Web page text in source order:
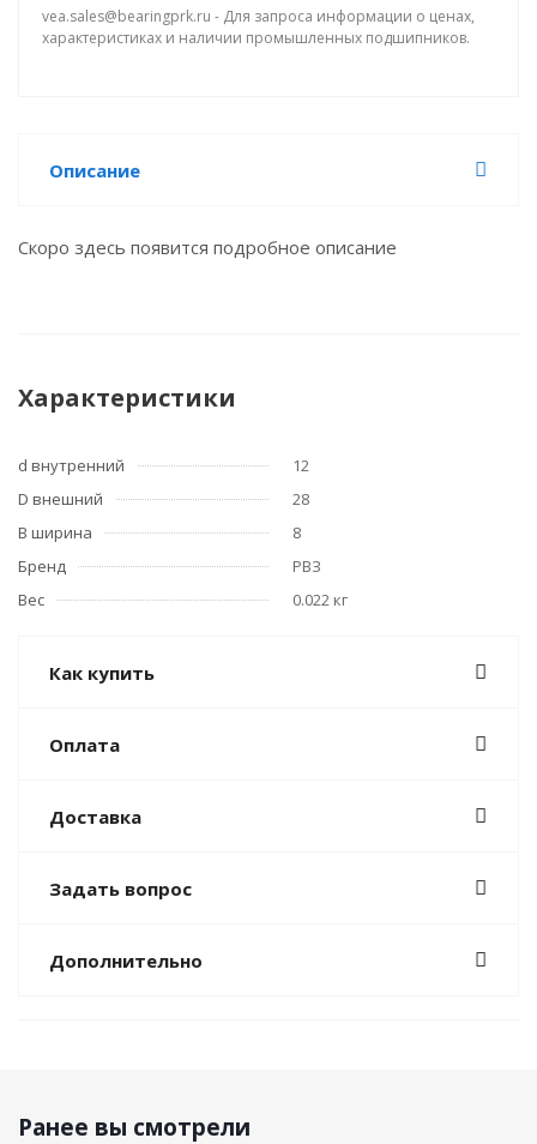
vea.sales@bearingprk.ru - Для запроса информации о ценах,
характеристиках и наличии промышленных подшипников.
Описание
Скоро здесь появится подробное описание
Характеристики
d внутренний
12
D внешний
28
B ширина
8
Бренд
РВЗ
Вес
0.022 кг
Как купить
Оплата
Доставка
Задать вопрос
Дополнительно
Ранее вы смотрели